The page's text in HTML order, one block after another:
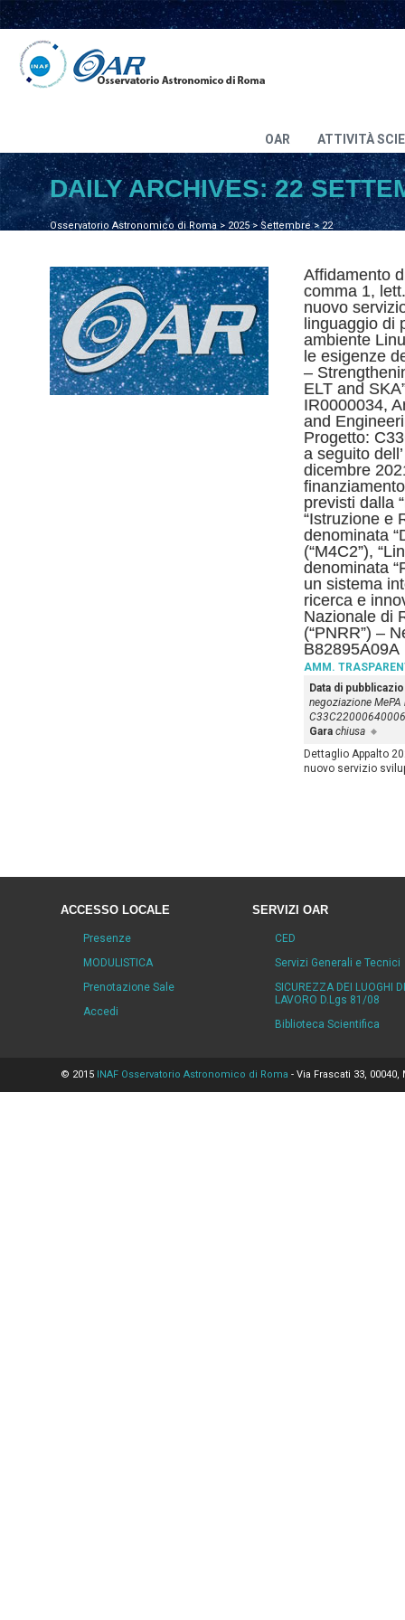
OAR ATTIVITÀ
Osservatorio Astronomico di Roma>2025>Settembre>22
DAILY ARCHIVES:22
Affidamento
comma 1,
nuovo
linguaggio di
ambiente
le esigenze
–
ELT and
IR0000034,
and
Progetto:
a seguito
dicembre
previsti dalla
“Istruzione e
denominata
(“M4C2”),
denominata
un sistema
ricerca e
Nazionale di
(“PNRR”) –
B82895A09A
AMM.
Data di
negoziazione
C33C22000640006
Gara chiusa
Dettaglio Appalto
nuovo servizio
ACCESSO LOCALE
Presenze
MODULISTICA
Prenotazione Sale
Accedi
SERVIZI OAR
CED
Servizi Generali e Tecnici
SICUREZZA DEI LUOGHI DI
LAVORO D.Lgs 81/08
Biblioteca Scientifica
© 2015 INAF Osservatorio Astronomico di Roma - Via Frascati 33,